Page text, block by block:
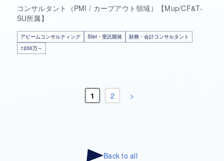
コンサルタント（PMI / カーブアウト領域）【Mup/CF&T-
SU所属】
アビームコンサルティング SIer・受託開発
財務・会計コンサルタント
1200万～
1 2 >
Back to all